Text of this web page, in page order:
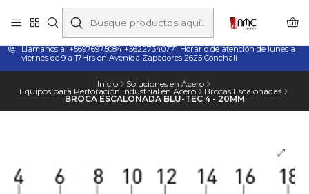
Taladros Magnéticos en Chile | Venta, Arriendo y Servicio
Técnico
Llamanos al +56976975084 +56227340771 Horario de atención de lunes a
viernes de 9 a 17Hrs en Avenida Zapadores 2625 Conchali
Inicio Soluciones en Acero
Equipos para Perforación Industrial en Acero Brocas Escalonadas
BROCA ESCALONADA BLU-TEC 4 - 20MM